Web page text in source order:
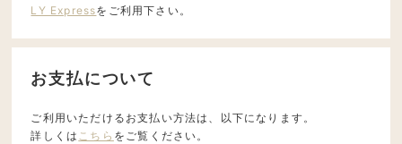
LY Expressをご利用下さい。
お支払について
ご利用いただけるお支払い方法は、以下になります。
詳しくは こちら をご覧ください。